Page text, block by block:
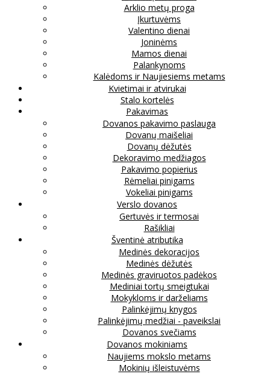
Arklio metų proga
Įkurtuvėms
Valentino dienai
Joninėms
Mamos dienai
Palankynoms
Kalėdoms ir Naujiesiems metams
Kvietimai ir atvirukai
Stalo kortelės
Pakavimas
Dovanos pakavimo paslauga
Dovanų maišeliai
Dovanų dėžutės
Dekoravimo medžiagos
Pakavimo popierius
Rėmeliai pinigams
Vokeliai pinigams
Verslo dovanos
Gertuvės ir termosai
Rašikliai
Šventinė atributika
Medinės dekoracijos
Medinės dėžutės
Medinės graviruotos padėkos
Mediniai tortų smeigtukai
Mokykloms ir darželiams
Palinkėjimų knygos
Palinkėjimų medžiai - paveikslai
Dovanos svečiams
Dovanos mokiniams
Naujiems mokslo metams
Mokinių išleistuvėms